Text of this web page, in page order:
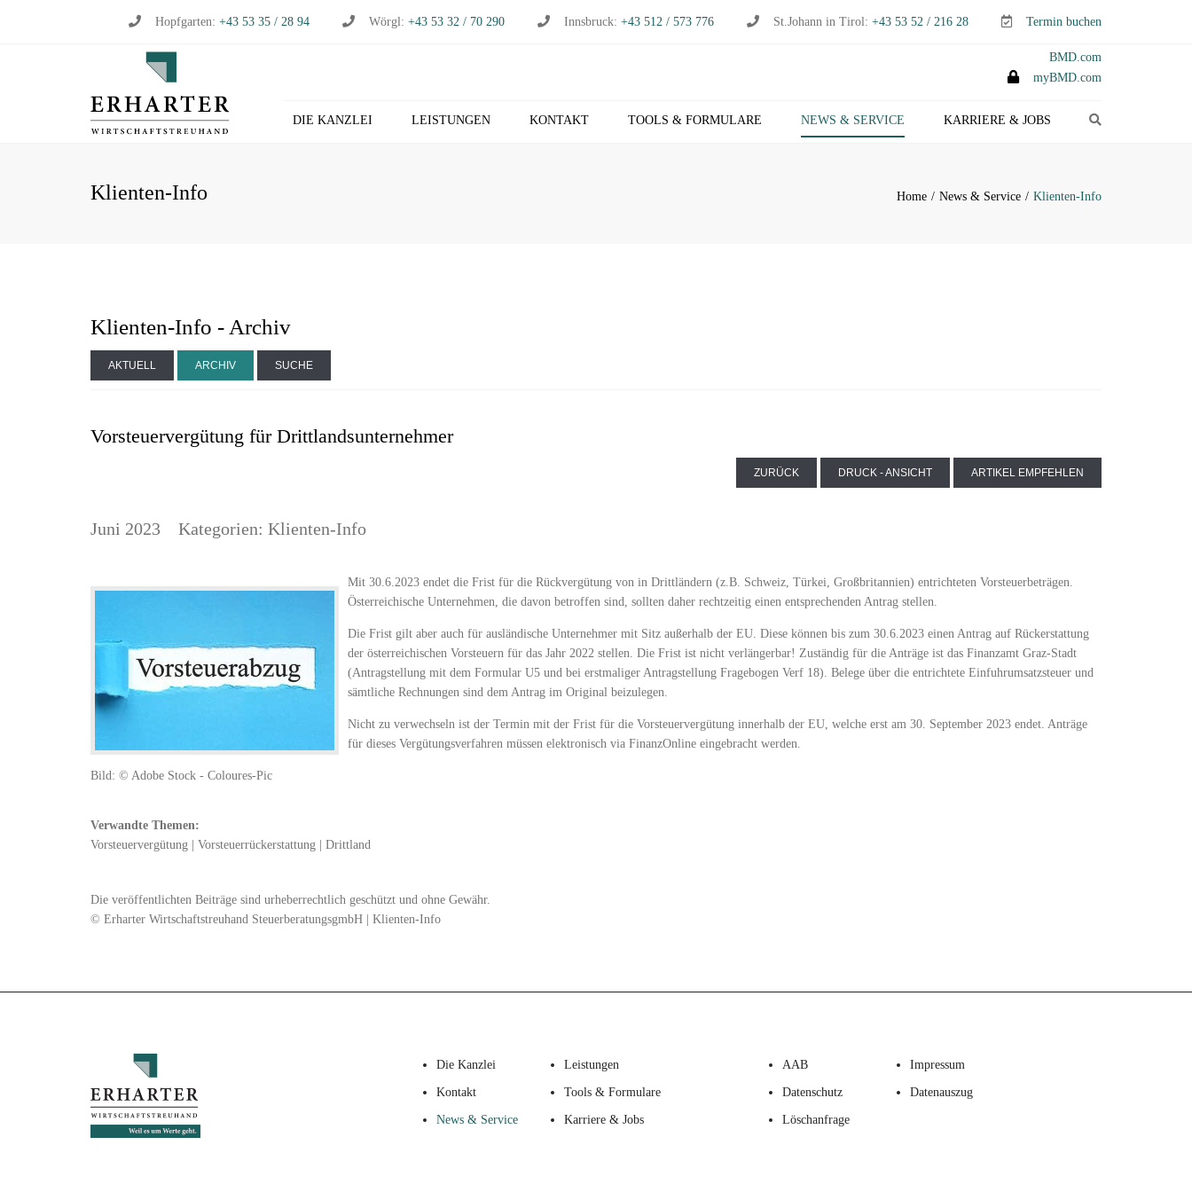
Hopfgarten: +43 53 35 / 28 94 Wörgl: +43 53 32 / 70 290 Innsbruck: +43 512 / 573 776 St.Johann in Tirol: +43 53 52 / 216 28 Termin buchen
BMD.com
myBMD.com
DIE KANZLEI LEISTUNGEN KONTAKT TOOLS & FORMULARE NEWS & SERVICE KARRIERE & JOBS
Klienten-Info Home News & Service Klienten-Info
Klienten-Info - Archiv
AKTUELL ARCHIV SUCHE
Vorsteuervergütung für Drittlandsunternehmer
ZURÜCK DRUCK - ANSICHT ARTIKEL EMPFEHLEN
Juni 2023 Kategorien: Klienten-Info
Mit 30.6.2023 endet die Frist für die Rückvergütung von in Drittländern (z.B. Schweiz, Türkei, Großbritannien) entrichteten Vorsteuerbeträgen.
Österreichische Unternehmen, die davon betroffen sind, sollten daher rechtzeitig einen entsprechenden Antrag stellen.
Die Frist gilt aber auch für ausländische Unternehmer mit Sitz außerhalb der EU. Diese können bis zum 30.6.2023 einen Antrag auf Rückerstattung
der österreichischen Vorsteuern für das Jahr 2022 stellen. Die Frist ist nicht verlängerbar! Zuständig für die Anträge ist das Finanzamt Graz-Stadt
(Antragstellung mit dem Formular U5 und bei erstmaliger Antragstellung Fragebogen Verf 18). Belege über die entrichtete Einfuhrumsatzsteuer und
sämtliche Rechnungen sind dem Antrag im Original beizulegen.
Nicht zu verwechseln ist der Termin mit der Frist für die Vorsteuervergütung innerhalb der EU, welche erst am 30. September 2023 endet. Anträge
für dieses Vergütungsverfahren müssen elektronisch via FinanzOnline eingebracht werden.
Bild: © Adobe Stock - Coloures-Pic
Verwandte Themen:
Vorsteuervergütung | Vorsteuerrückerstattung | Drittland
Die veröffentlichten Beiträge sind urheberrechtlich geschützt und ohne Gewähr.
© Erharter Wirtschaftstreuhand SteuerberatungsgmbH | Klienten-Info
Die Kanzlei Leistungen
Kontakt Tools & Formulare
News & Service Karriere & Jobs
AAB Impressum
Datenschutz Datenauszug
Löschanfrage